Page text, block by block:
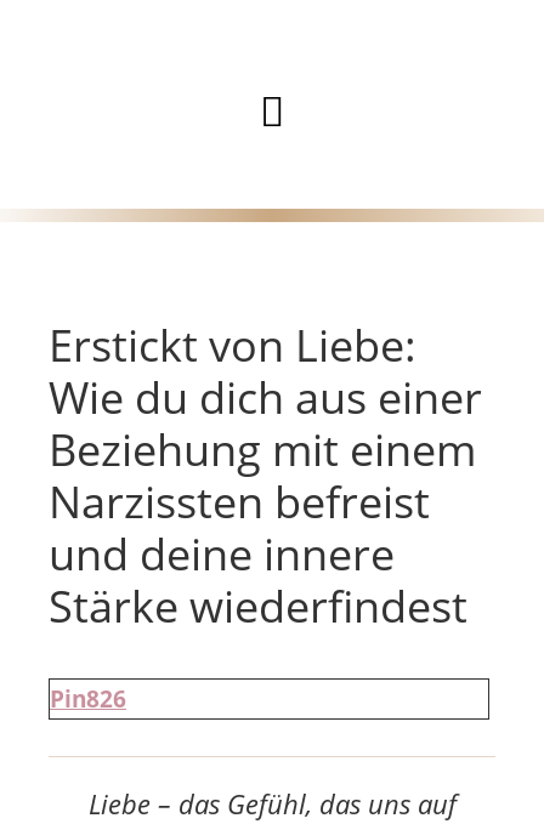
Hauptmenü
Erstickt von Liebe:
Wie du dich aus einer
Beziehung mit einem
Narzissten befreist
und deine innere
Stärke wiederfindest
Pin826
Liebe – das Gefühl, das uns auf